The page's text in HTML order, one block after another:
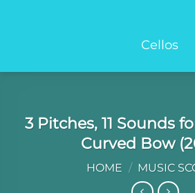
Cellos
3 Pitches, 11 Sounds
Curved Bow
HOME / MUSIC